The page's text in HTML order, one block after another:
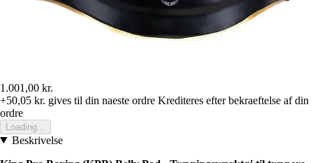
1.001,00 kr.
+50,05 kr. gives til din naeste ordre Krediteres efter bekraeftelse af din
ordre
Loading...
Beskrivelse